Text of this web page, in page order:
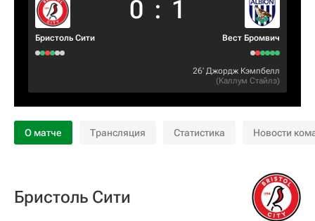
Бристоль Сити
0 : 1
Вест Бромвич
26‎’‎ Джордж Кэмпбелл
(Каллум Стайлз)
О матче Трансляция Статистика Новости
Бристоль Сити